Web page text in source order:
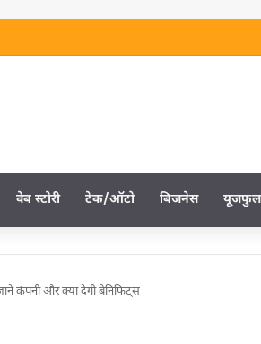
वेब स्‍टोरी टेक/ऑटो बिजनेस यूजफुल
कंपनी और क्या देगी बेनिफिट्स